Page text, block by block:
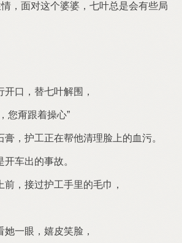
面对 个婆婆 总 会
些局
开口 替 解围
您甭跟着操心
膏 护工正 帮 清理脸上 血污
开车出 事故
前 接过护工手里 毛巾
眼 嬉皮笑脸